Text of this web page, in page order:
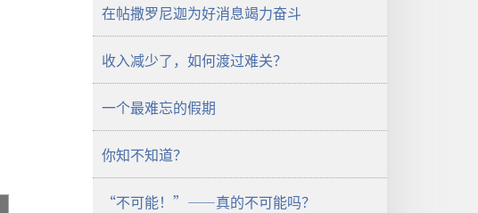
在帖撒罗尼迦为好消息竭力奋斗
收入减少了，如何渡过难关？
一个最难忘的假期
你知不知道？
“不可能！”——真的不可能吗？